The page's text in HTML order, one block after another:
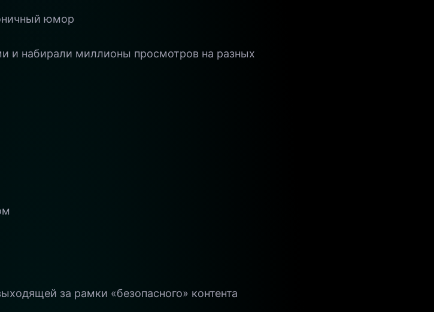
юмор
и набирали миллионы просмотров на разных
за рамки «безопасного» контента